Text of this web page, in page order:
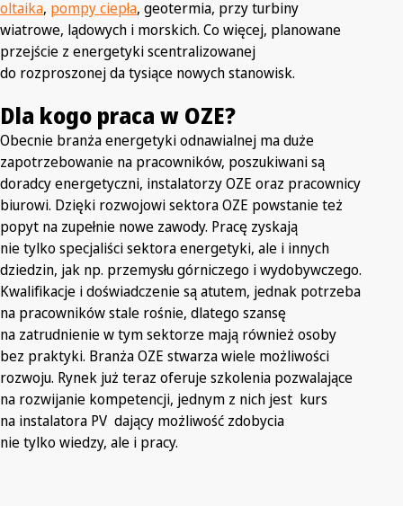
oltaika, pompy ciepła, geotermia, przy turbiny
wiatrowe, lądowych i morskich. Co więcej, planowane
przejście z energetyki scentralizowanej
do rozproszonej da tysiące nowych stanowisk.
Dla kogo praca w OZE?
Obecnie branża energetyki odnawialnej ma duże
zapotrzebowanie na pracowników, poszukiwani są
doradcy energetyczni, instalatorzy OZE oraz pracownicy
biurowi. Dzięki rozwojowi sektora OZE powstanie też
popyt na zupełnie nowe zawody. Pracę zyskają
nie tylko specjaliści sektora energetyki, ale i innych
dziedzin, jak np. przemysłu górniczego i wydobywczego.
Kwalifikacje i doświadczenie są atutem, jednak potrzeba
na pracowników stale rośnie, dlatego szansę
na zatrudnienie w tym sektorze mają również osoby
bez praktyki. Branża OZE stwarza wiele możliwości
rozwoju. Rynek już teraz oferuje szkolenia pozwalające
na rozwijanie kompetencji, jednym z nich jest kurs
na instalatora PV dający możliwość zdobycia
nie tylko wiedzy, ale i pracy.